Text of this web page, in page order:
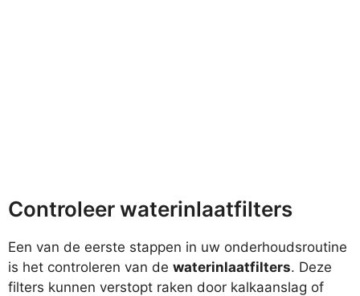
Controleer waterinlaatfilters
Een van de eerste stappen in uw onderhoudsroutine
is het controleren van de waterinlaatfilters. Deze
filters kunnen verstopt raken door kalkaanslag of